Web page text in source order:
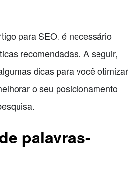
para SEO, é necessário
recomendadas. A seguir,
dicas para você otimizar
o seu posicionamento
palavras-